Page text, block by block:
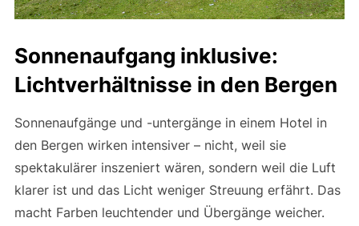
Sonnenaufgang inklusive:
Lichtverhältnisse in den Bergen
Sonnenaufgänge und -untergänge in einem Hotel in
den Bergen wirken intensiver – nicht, weil sie
spektakulärer inszeniert wären, sondern weil die Luft
klarer ist und das Licht weniger Streuung erfährt. Das
macht Farben leuchtender und Übergänge weicher.